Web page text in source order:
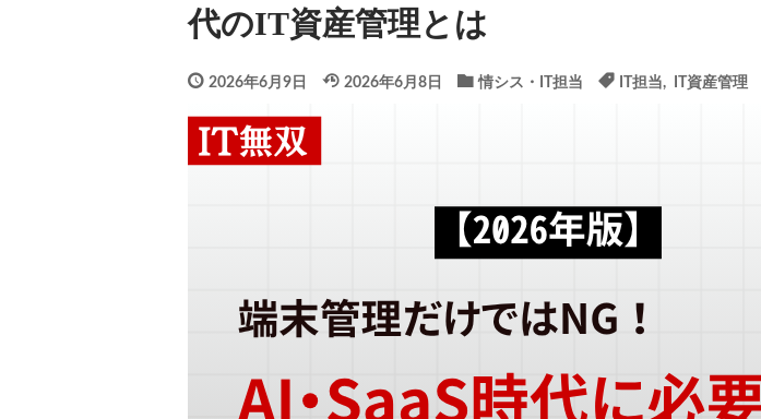
代のIT資産管理とは
2026年6月9日 2026年6月8日 情シス・IT担当 IT担当 IT資産管理